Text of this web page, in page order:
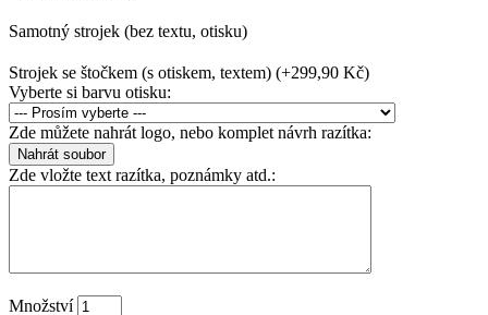
Samotný strojek (bez textu, otisku)
Strojek se štočkem (s otiskem, textem) (+299,90 Kč)
Vyberte si barvu otisku:
Zde můžete nahrát logo, nebo komplet návrh razítka:
Zde vložte text razítka, poznámky atd.:
Množství